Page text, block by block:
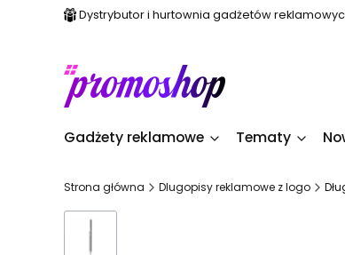
Dystrybutor i hurtownia gadżetów
Gadżety reklamowe Tematy
Strona główna Dlugopisy reklamowe z logo